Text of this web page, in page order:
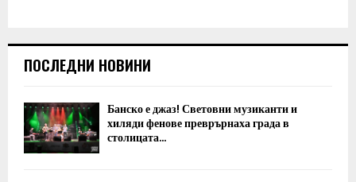
ПОСЛЕДНИ НОВИНИ
Банско е джаз! Световни музиканти и
хиляди фенове преврърнаха града в
столицата...